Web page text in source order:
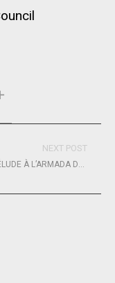
NEXT POST
EN PRÉLUDE À L’ARMADA DE ROUEN 2027